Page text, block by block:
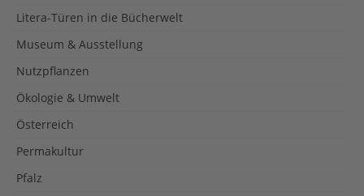
Litera-Türen in die Bücherwelt
Museum & Ausstellung
Nutzpflanzen
Ökologie & Umwelt
Österreich
Permakultur
Pfalz